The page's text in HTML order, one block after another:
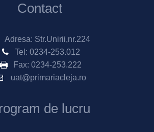
Contact
Adresa: Str.Unirii,nr.224
Tel: 0234-253.012
Fax: 0234-253.222
uat@primariacleja.ro
de lucru